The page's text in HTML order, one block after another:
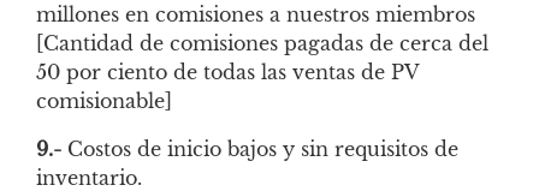
millones en comisiones a nuestros miembros
[Cantidad de comisiones pagadas de cerca del
50 por ciento de todas las ventas de PV
comisionable]
9.- Costos de inicio bajos y sin requisitos de
inventario.